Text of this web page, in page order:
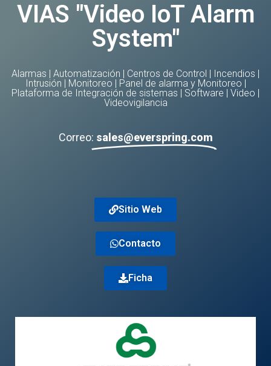
VIAS "Video IoT Alarm
System"
Alarmas Automatización Centros de Control Incendios
Intrusión
Monitoreo Panel de alarma y Monitoreo
Plataforma de Integración de sistemas
Software Video
Videovigilancia
Correo: sales@everspring.com
Sitio Web
Contacto
Ficha